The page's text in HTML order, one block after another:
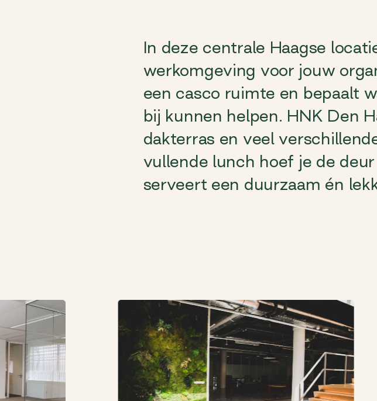
In deze centrale Haagse
werkomgeving voor jouw
een casco ruimte en bepaalt
bij kunnen helpen. HNK Den
dakterras en veel
vullende lunch hoef je de
serveert een duurzaam én